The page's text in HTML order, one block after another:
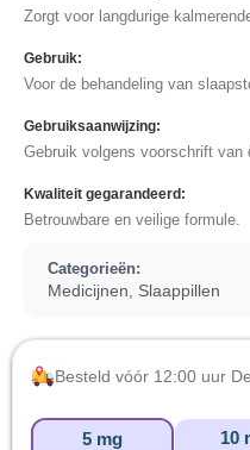
Zorgt voor langdurige
Gebruik:
Voor de behandeling van
Gebruiksaanwijzing:
Gebruik volgens voorschrift van
Kwaliteit gegarandeerd:
Betrouwbare en veilige formule.
Categorieën:
Medicijnen Slaappillen
Besteld vóór 12:00 uur
5 mg 10